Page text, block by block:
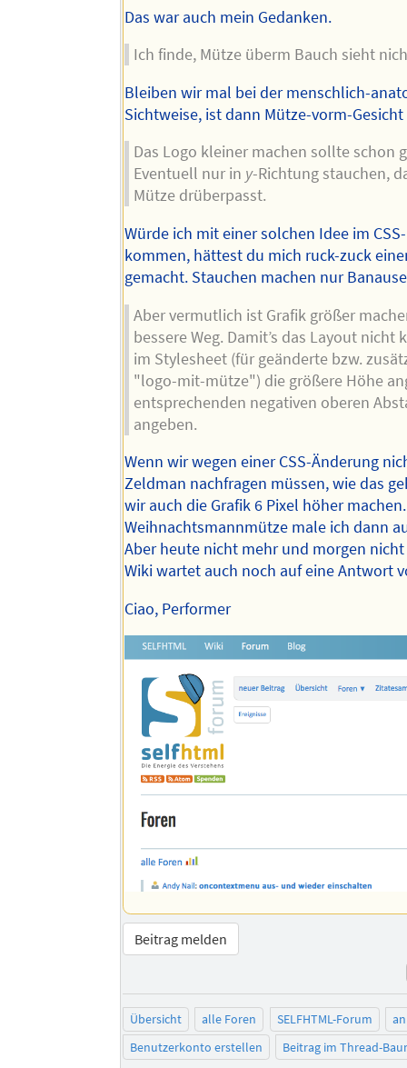
Das war auch mein Gedanken.
Ich finde, Mütze überm Bauch sieht
Bleiben wir mal bei der menschlich-
Sichtweise, ist dann Mütze-vorm-Gesicht
Das Logo kleiner machen sollte schon
Eventuell nur in y-Richtung stauchen,
Mütze drüberpasst.
Würde ich mit einer solchen Idee im
kommen, hättest du mich ruck-zuck
gemacht. Stauchen machen nur
Aber vermutlich ist Grafik größer
bessere Weg. Damit’s das Layout nicht
im Stylesheet (für geänderte bzw.
"logo-mit-mütze") die größere Höhe
entsprechenden negativen oberen
angeben.
Wenn wir wegen einer CSS-Änderung
Zeldman nachfragen müssen, wie das
wir auch die Grafik 6 Pixel höher
Weihnachtsmannmütze male ich dann
Aber heute nicht mehr und morgen
Wiki wartet auch noch auf eine Antwort
Ciao, Performer
Beitrag melden
Übersicht alle Foren SELFHTML-Forum
Benutzerkonto erstellen
Beitrag im Thread-